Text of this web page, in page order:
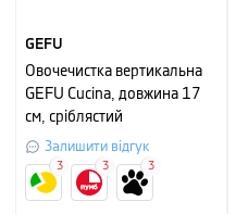
GEFU
Овочечистка вертикальна
GEFU Cucina, довжина 17
см, сріблястий
Залишити відгук
3 3 3